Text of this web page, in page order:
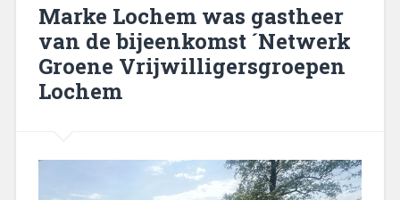
Marke Lochem was gastheer
van de bijeenkomst ´Netwerk
Groene Vrijwilligersgroepen
Lochem